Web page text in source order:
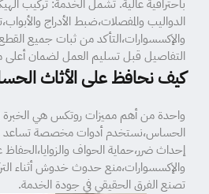
باحترافية عالية. تشمل الخدمة: تركيب
الدواليب والمفصلات،ضبط الأدراج
والإكسسوارات،التأكد من ثبات جميع
التفاصيل قبل تسليم العمل لضمان
كيف نحافظ على الأثاث
واحدة من أهم مميزات روتكس هي الخبرة
الحساس،نستخدم أدوات مخصصة
إحداث ضرر،حماية الحواف
والإكسسوارات،منع حدوث خدوش أثناء
تصنع الفرق الحقيقي في جودة الخدمة.